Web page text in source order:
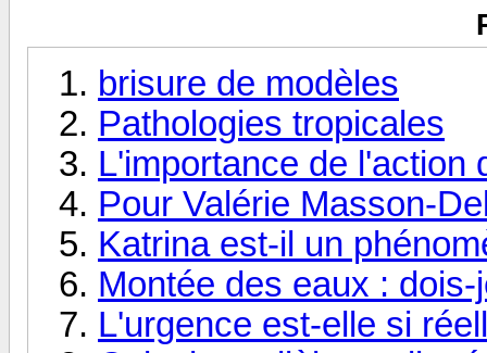
brisure de modèles
Pathologies tropicales
L'importance de l'action
Pour Valérie Masson-
Katrina est-il un
Montée des eaux :
L'urgence est-elle si